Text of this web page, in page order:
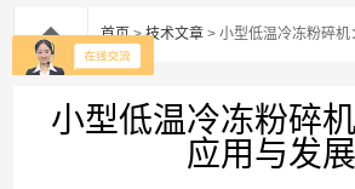
首页>技术文章 > 小型低温冷冻粉碎
小型低温冷冻粉碎机
应用与发展